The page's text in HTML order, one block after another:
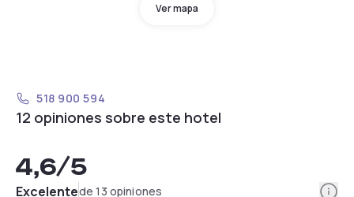
Ver mapa
518 900 594
12 opiniones sobre este hotel
4,6/5
Excelentede 13 opiniones